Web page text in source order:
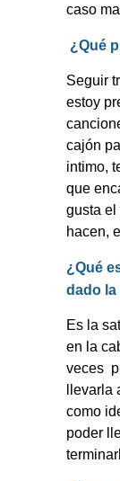
caso
¿Qué
Seguir
estoy
cajón
intimo,
que
gusta el
hacen,
¿Qué
dado la
Es la
en la
veces
como
poder